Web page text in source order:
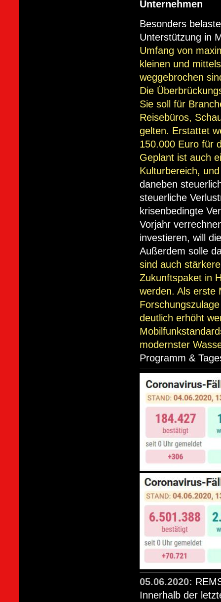
Unternehmen
Besonders
Unterstützung in
Umfang von
kleinen und
weggebrochen
Die
Sie soll für
Reisebüros,
gelten. Erstattet
150.000 Euro für
Geplant ist auch
Kulturbereich,
daneben
steuerliche
krisenbedingte
Vorjahr
investieren, will
Außerdem solle
sind auch
Zukunftspaket in
werden. Als erste
deutlich erhöht
modernster
Programm &
05.06.2020:
Innerhalb der